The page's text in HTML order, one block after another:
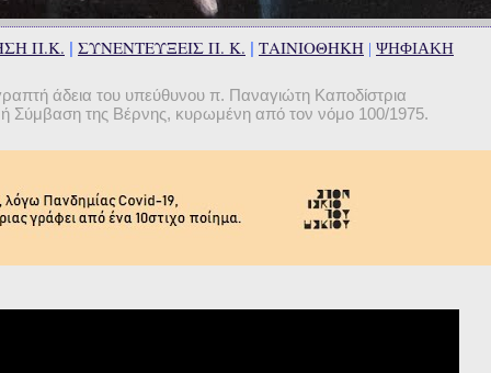
Π.Κ. | ΣΥΝΕΝΤΕΥΞΕΙΣ Π. Κ. | ΤΑΙΝΙΟΘΗΚΗ | ΨΗΦΙΑΚΗ
άδεια του υπεύθυνου π. Παναγιώτη Καποδίστρια
Σύμβαση της Βέρνης, κυρωμένη από τον νόμο 100/1975.